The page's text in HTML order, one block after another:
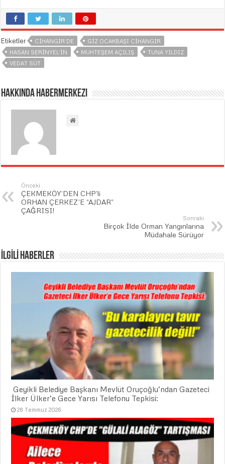
Etiketler CIHANGIR’DE
GIZ OCAKBAŞI CIHANGIR
HASAN SERINYEL’IN
MUHTEŞEM AÇILIŞ
TUNA YILDIZ
VEDAT SÜT
Hakkında habermerkezi
Önceki
ÇEKMEKÖY’DEN CHP’li
ORHAN ÇERKEZ’E “AJDAR”
ÇAĞRISI!
Sonraki
Birçok İlde Orman Yangınlarına
Müdahale Sürüyor
İLGİLİ HABERLER
​ Geyikli Belediye Başkanı Mevlüt Oruçoğlu’ndan Gazeteci
İlker Ülker’e Gece Yarısı Telefonu Tepkisi:
28 Temmuz 2026